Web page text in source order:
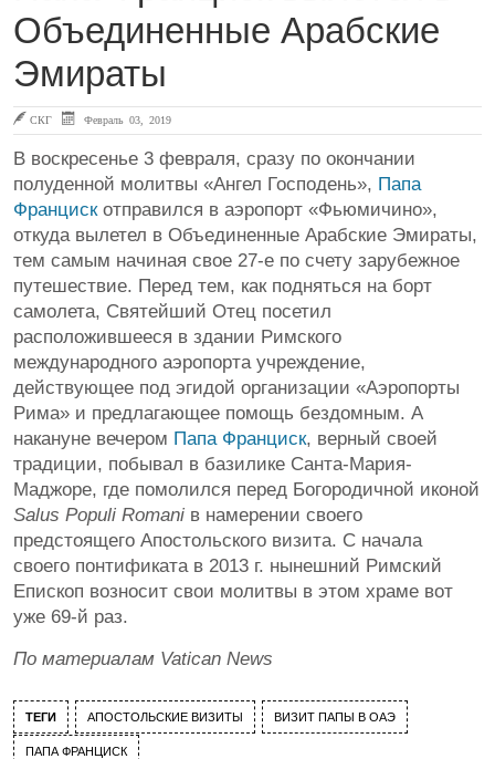
Объединенные Арабские
Эмираты
СКГ Февраль 03, 2019
В воскресенье 3 февраля, сразу по окончании
полуденной молитвы «Ангел Господень», Папа
Францискотправился в аэропорт «Фьюмичино»,
откуда вылетел в Объединенные Арабские Эмираты,
тем самым начиная свое 27-е по счету зарубежное
путешествие. Перед тем, как подняться на борт
самолета, Святейший Отец посетил
расположившееся в здании Римского
международного аэропорта учреждение,
действующее под эгидой организации «Аэропорты
Рима» и предлагающее помощь бездомным. А
накануне вечером Папа Франциск, верный своей
традиции, побывал в базилике Санта-Мария-
Маджоре, где помолился перед Богородичной иконой
Salus Populi Romani в намерении своего
предстоящего Апостольского визита. С начала
своего понтификата в 2013 г. нынешний Римский
Епископ возносит свои молитвы в этом храме вот
уже 69-й раз.
По материалам Vatican News
ТЕГИ АПОСТОЛЬСКИЕ ВИЗИТЫ ВИЗИТ ПАПЫ В ОАЭ
ПАПА ФРАНЦИСК